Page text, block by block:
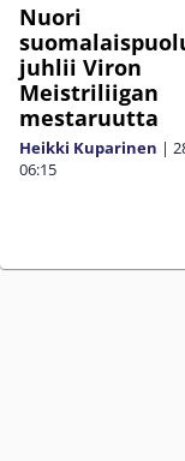
Nuori
juhlii Viron
Meistriliigan
mestaruutta
Heikki Kuparinen |
06:15